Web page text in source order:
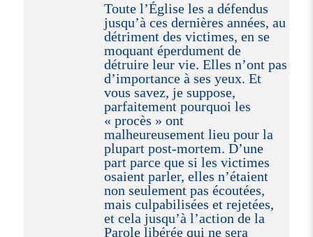
Toute l’Église les a défendus
jusqu’à ces dernières années, au
détriment des victimes, en se
moquant éperdument de
détruire leur vie. Elles n’ont pas
d’importance à ses yeux. Et
vous savez, je suppose,
parfaitement pourquoi les
« procès » ont
malheureusement lieu pour la
plupart post-mortem. D’une
part parce que si les victimes
osaient parler, elles n’étaient
non seulement pas écoutées,
mais culpabilisées et rejetées,
et cela jusqu’à l’action de la
Parole libérée qui ne sera